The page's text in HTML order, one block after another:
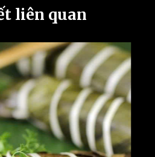
liên quan